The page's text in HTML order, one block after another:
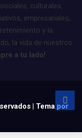
culturales,
empresariales,
y la
la vida de nuestros
a tu lado!
| Tema por